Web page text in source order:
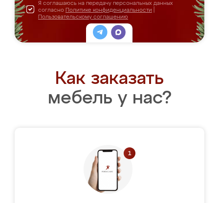
Я соглашаюсь на передачу персональных данных
согласно Политике конфиденциальности
Пользовательскому соглашению
Как заказать
мебель у нас?